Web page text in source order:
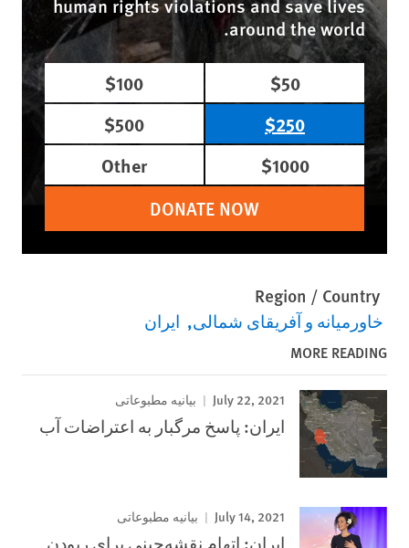
around the world.
$50
$100
$250
$500
$1000
Other
DONATE NOW
Region / Country
خاورمیانه و آفریقای شمالی ایران
MORE READING
July 22, 2021 بیانیه مطبوعاتی
ایران: پاسخ مرگبار به اعتراضات آب
July 14, 2021 بیانیه مطبوعاتی
ایران: اتهام نقشه‌چینی برای ربودن